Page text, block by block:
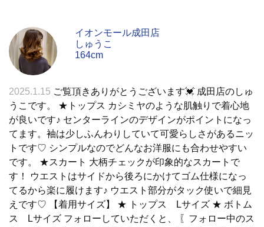
イオンモール成田店
しゅうこ
164cm
2025.1.15 ご覧頂きありがとうございます💓 成田店のしゅ
うこです。 ★トップス カシミヤのような肌触りで着心地
が良いです♪ センターラインのデザインがポイントになっ
てます。袖は少しふんわりしていて可愛らしさがあるニッ
トです♡ シンプルなのでどんなお洋服にも合わせやすい
です。 ★スカート 大柄チェックが印象的なスカートで
す！ ウエストはサイドから後ろにかけてゴム仕様になっ
てるから楽に履けます♪ ウエスト部分がタック使いで細見
えです♡ 【着用サイズ】 ★ トップス Lサイズ ★ ボトム
ス Lサイズ フォローしていただくと、 〖フォロー中のス